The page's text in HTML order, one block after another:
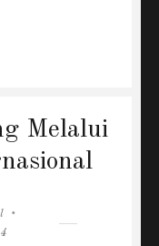
Melalui